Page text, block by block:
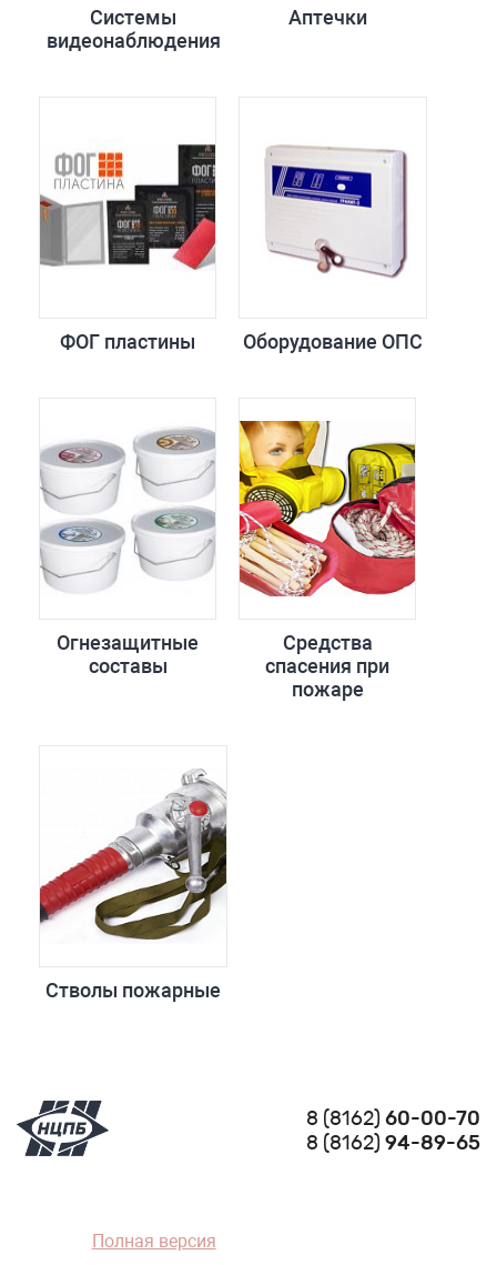
Системы
видеонаблюдения
Аптечки
ФОГ пластины Оборудование ОПС
Огнезащитные
составы
Средства
спасения при
пожаре
Стволы пожарные
8 (8162)60-00-70
8 (8162)94-89-65
Полная версия